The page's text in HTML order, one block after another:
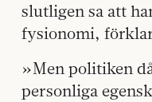
slutligen sa att
fysionomi,
»Men politiken
personliga